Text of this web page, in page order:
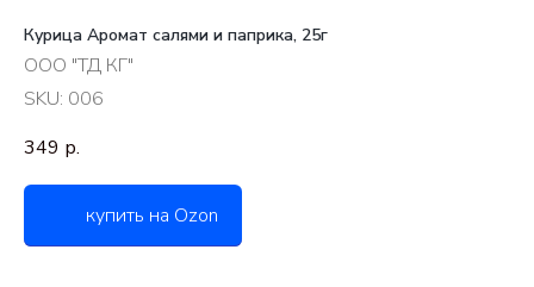
Курица Аромат салями и паприка, 25г
ООО "ТД КГ"
SKU: 006
349 р.
купить на Ozon